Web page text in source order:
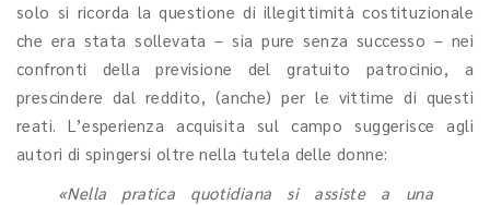
solo si ricorda la questione di illegittimità costituzionale
che era stata sollevata – sia pure senza successo – nei
confronti della previsione del gratuito patrocinio, a
prescindere dal reddito, (anche) per le vittime di questi
reati. L’esperienza acquisita sul campo suggerisce agli
autori di spingersi oltre nella tutela delle donne:
«Nella pratica quotidiana si assiste a una